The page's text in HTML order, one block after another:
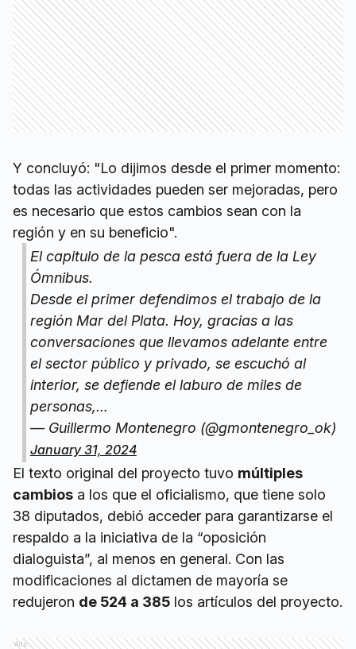
Y concluyó: "Lo dijimos desde el primer momento:
todas las actividades pueden ser mejoradas, pero
es necesario que estos cambios sean con la
región y en su beneficio".
El capitulo de la pesca está fuera de la Ley
Ómnibus.
Desde el primer defendimos el trabajo de la
región Mar del Plata. Hoy, gracias a las
conversaciones que llevamos adelante entre
el sector público y privado, se escuchó al
interior, se defiende el laburo de miles de
personas,…
— Guillermo Montenegro (@gmontenegro_ok)
January 31, 2024
El texto original del proyecto tuvo múltiples
cambios a los que el oficialismo, que tiene solo
38 diputados, debió acceder para garantizarse el
respaldo a la iniciativa de la “oposición
dialoguista”, al menos en general. Con las
modificaciones al dictamen de mayoría se
redujeron de 524 a 385 los artículos del proyecto.
Ads